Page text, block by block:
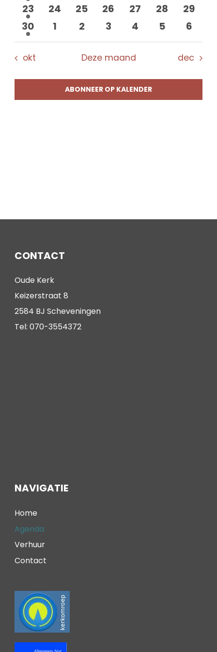
1
evenement
23
0
evenementen
24
0
evenementen
25
0
evenementen
26
0
evenementen
27
0
28
0
29
1
evenement
30
0
1
0
2
0
3
0
4
0
5
0
6
okt Deze maand dec
ABONNEER OP KALENDER
CONTACT
Oude Kerk
Keizerstraat 8
2584 BJ Scheveningen
Tel: 070-3554372
NAVIGATIE
Home
Agenda
Verhuur
Contact